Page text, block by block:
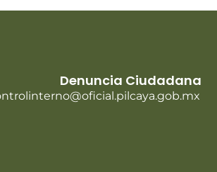
Denuncia Ciudadana